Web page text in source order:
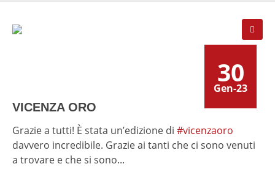
30
Gen-23
VICENZA ORO
Grazie a tutti! È stata un’edizione di #vicenzaoro
davvero incredibile. Grazie ai tanti che ci sono venuti
a trovare e che si sono...